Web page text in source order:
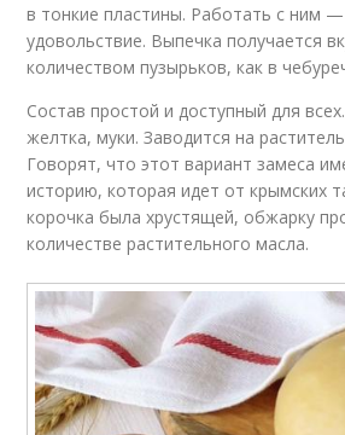
в тонкие пластины. Работать с ним
удовольствие. Выпечка получается
количеством пузырьков, как в
Состав простой и доступный для
желтка, муки. Заводится на
Говорят, что этот вариант замеса
историю, которая идет от крымских
корочка была хрустящей, обжарку
количестве растительного масла.